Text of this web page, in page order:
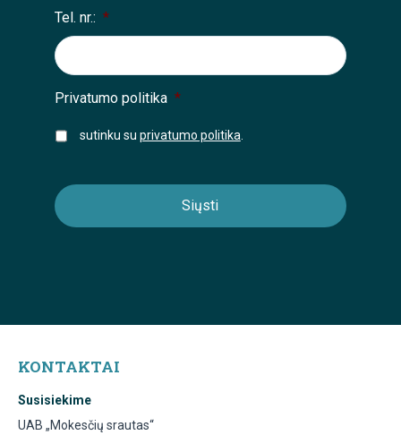
Tel. nr.: *
Privatumo politika *
sutinku su privatumo politika
KONTAKTAI
Susisiekime
UAB „Mokesčių srautas“